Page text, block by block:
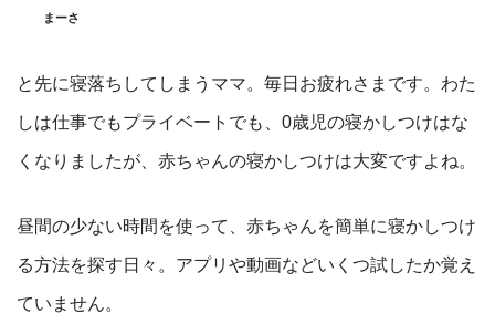
まーさ
と先に寝落ちしてしまうママ。毎日お疲れさまです。わた
しは仕事でもプライベートでも、0歳児の寝かしつけはな
くなりましたが、赤ちゃんの寝かしつけは大変ですよね。
昼間の少ない時間を使って、赤ちゃんを簡単に寝かしつけ
る方法を探す日々。アプリや動画などいくつ試したか覚え
ていません。